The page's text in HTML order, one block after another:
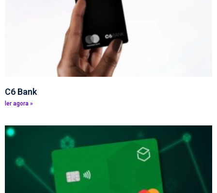
C6 Bank
ler agora »